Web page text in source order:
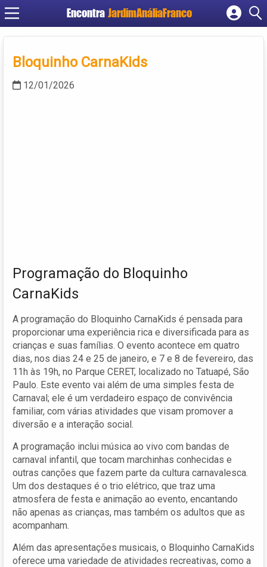
Encontra JardimAnáliaFranco
Cadastrar empresa
Criar conta
Bloquinho CarnaKids
12/01/2026
Programação do Bloquinho
CarnaKids
A programação do Bloquinho CarnaKids é pensada para
proporcionar uma experiência rica e diversificada para as
crianças e suas famílias. O evento acontece em quatro
dias, nos dias 24 e 25 de janeiro, e 7 e 8 de fevereiro, das
11h às 19h, no Parque CERET, localizado no Tatuapé, São
Paulo. Este evento vai além de uma simples festa de
Carnaval; ele é um verdadeiro espaço de convivência
familiar, com várias atividades que visam promover a
diversão e a interação social.
A programação inclui música ao vivo com bandas de
carnaval infantil, que tocam marchinhas conhecidas e
outras canções que fazem parte da cultura carnavalesca.
Um dos destaques é o trio elétrico, que traz uma
atmosfera de festa e animação ao evento, encantando
não apenas as crianças, mas também os adultos que as
acompanham.
Além das apresentações musicais, o Bloquinho CarnaKids
oferece uma variedade de atividades recreativas, como a